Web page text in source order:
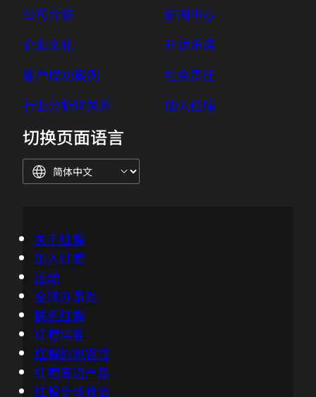
切换页面语言
关于红帽
加入红帽
活动
全球办事处
联系红帽
红帽博客
红帽的包容性
红帽周边产品